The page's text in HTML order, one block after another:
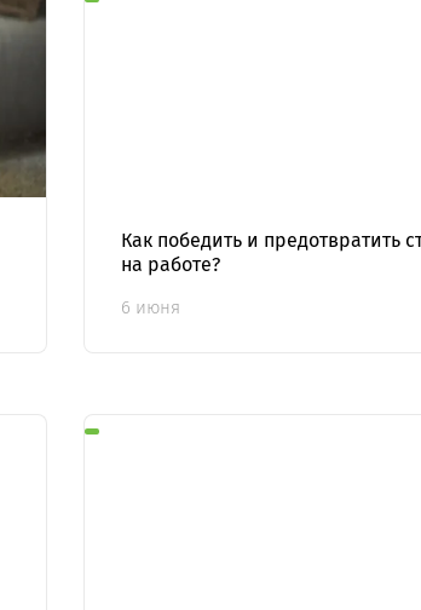
Как победить и предотвратить
на работе?
6 июня